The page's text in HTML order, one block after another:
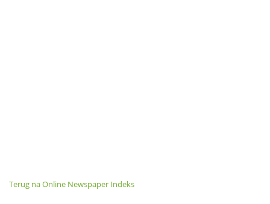
Terug na Online Newspaper Indeks